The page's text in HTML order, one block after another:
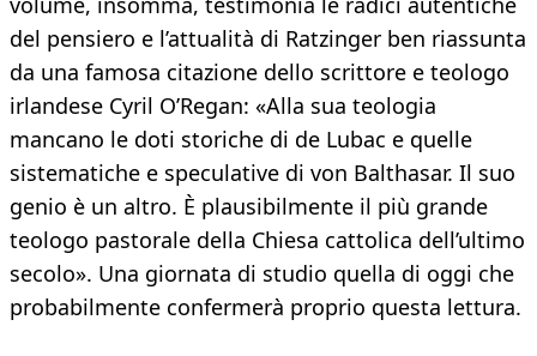
del pensiero e l’attualità di Ratzinger ben riassunta
da una famosa citazione dello scrittore e teologo
irlandese Cyril O’Regan: «Alla sua teologia
mancano le doti storiche di de Lubac e quelle
sistematiche e speculative di von Balthasar. Il suo
genio è un altro. È plausibilmente il più grande
teologo pastorale della Chiesa cattolica dell’ultimo
secolo». Una giornata di studio quella di oggi che
probabilmente confermerà proprio questa lettura.